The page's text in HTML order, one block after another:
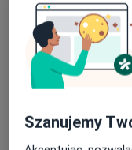
ECHO serca
Od 200 zł Szczegóły
ECHO serca +
EKG -
Szanujemy